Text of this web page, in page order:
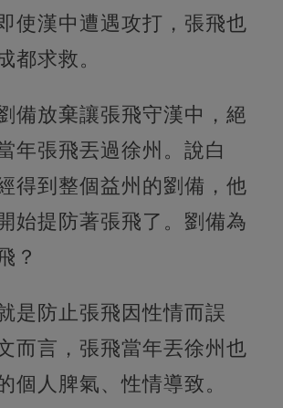
使漢中遭遇攻打，張飛也
都求救。
備放棄讓張飛守漢中，絕
年張飛丟過徐州。說白
得到整個益州的劉備，他
始提防著張飛了。劉備為
？
是防止張飛因性情而誤
而言，張飛當年丟徐州也
個人脾氣、性情導致。